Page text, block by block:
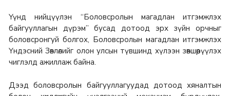
Үүнд нийцүүлэн “Боловсролын магадлан итгэмжлэх
байгууллагын дүрэм” бусад дотоод эрх зүйн орчныг
боловсронгуй болгох, Боловсролын магадлан итгэмжлэх
Үндэсний Зөвлөлийг олон улсын түвшинд хүлээн зөвшөөрүүлэх
чиглэлд ажиллаж байна.
Дээд боловсролын байгууллагуудад дотоод хяналтын